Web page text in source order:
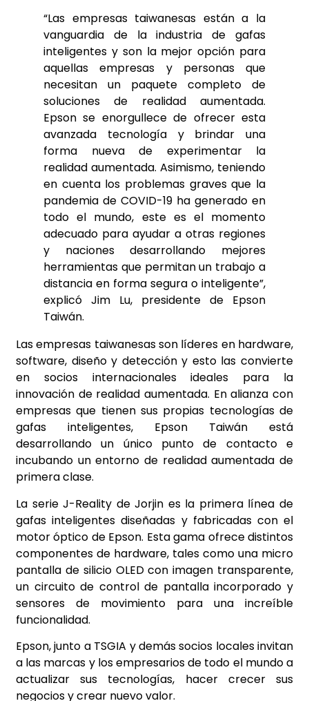
“Las empresas taiwanesas están a la
vanguardia de la industria de gafas
inteligentes y son la mejor opción para
aquellas empresas y personas que
necesitan un paquete completo de
soluciones de realidad aumentada.
Epson se enorgullece de ofrecer esta
avanzada tecnología y brindar una
forma nueva de experimentar la
realidad aumentada. Asimismo, teniendo
en cuenta los problemas graves que la
pandemia de COVID-19 ha generado en
todo el mundo, este es el momento
adecuado para ayudar a otras regiones
y naciones desarrollando mejores
herramientas que permitan un trabajo a
distancia en forma segura o inteligente”,
explicó Jim Lu, presidente de Epson
Taiwán.
Las empresas taiwanesas son líderes en hardware,
software, diseño y detección y esto las convierte
en socios internacionales ideales para la
innovación de realidad aumentada. En alianza con
empresas que tienen sus propias tecnologías de
gafas inteligentes, Epson Taiwán está
desarrollando un único punto de contacto e
incubando un entorno de realidad aumentada de
primera clase.
La serie J-Reality de Jorjin es la primera línea de
gafas inteligentes diseñadas y fabricadas con el
motor óptico de Epson. Esta gama ofrece distintos
componentes de hardware, tales como una micro
pantalla de silicio OLED con imagen transparente,
un circuito de control de pantalla incorporado y
sensores de movimiento para una increíble
funcionalidad.
Epson, junto a TSGIA y demás socios locales invitan
a las marcas y los empresarios de todo el mundo a
actualizar sus tecnologías, hacer crecer sus
negocios y crear nuevo valor.